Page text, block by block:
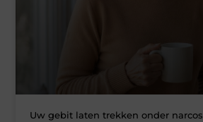
Uw gebit laten trekken onder